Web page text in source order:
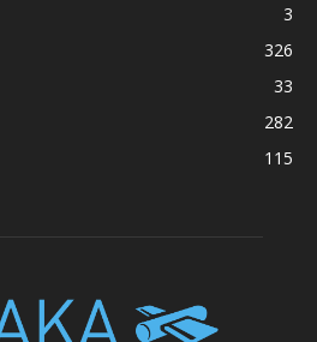
3
326
33
282
115